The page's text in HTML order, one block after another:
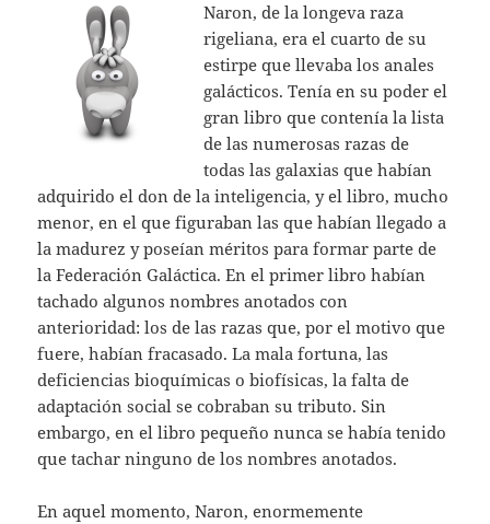
Naron, de la longeva raza
rigeliana, era el cuarto de su
estirpe que llevaba los anales
galácticos. Tenía en su poder el
gran libro que contenía la lista
de las numerosas razas de
todas las galaxias que habían
adquirido el don de la inteligencia, y el libro, mucho
menor, en el que figuraban las que habían llegado a
la madurez y poseían méritos para formar parte de
la Federación Galáctica. En el primer libro habían
tachado algunos nombres anotados con
anterioridad: los de las razas que, por el motivo que
fuere, habían fracasado. La mala fortuna, las
deficiencias bioquímicas o biofísicas, la falta de
adaptación social se cobraban su tributo. Sin
embargo, en el libro pequeño nunca se había tenido
que tachar ninguno de los nombres anotados.
En aquel momento, Naron, enormemente